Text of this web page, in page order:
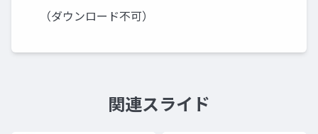
（ダウンロード不可）
関連スライド